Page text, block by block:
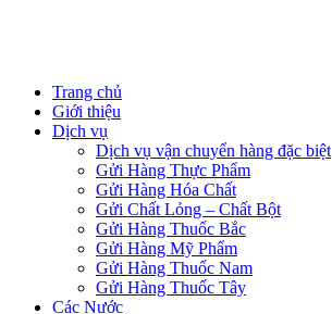
Trang chủ
Giới thiệu
Dịch vụ
Dịch vụ vận chuyển hàng đặc biệt
Gửi Hàng Thực Phẩm
Gửi Hàng Hóa Chất
Gửi Chất Lỏng – Chất Bột
Gửi Hàng Thuốc Bắc
Gửi Hàng Mỹ Phẩm
Gửi Hàng Thuốc Nam
Gửi Hàng Thuốc Tây
Các Nước